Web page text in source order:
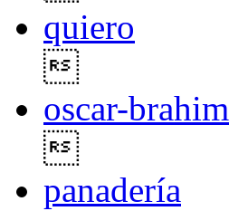
quiero
oscar-brahim
panadería